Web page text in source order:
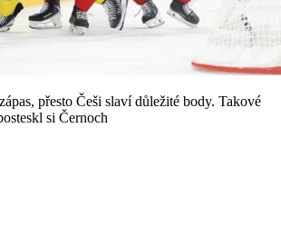
přesto Češi slaví důležité body. Takové
si Černoch